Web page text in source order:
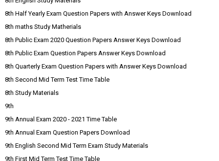
8th Half Yearly Exam Question Papers with Answer Keys Download
8th maths Study Matherials
8th Public Exam 2020 Question Papers Answer Keys Download
8th Public Exam Question Papers Answer Keys Download
8th Quarterly Exam Question Papers with Answer Keys Download
8th Second Mid Term Test Time Table
8th Study Materials
9th
9th Annual Exam 2020 - 2021 Time Table
9th Annual Exam Question Papers Download
9th English Second Mid Term Exam Study Materials
9th First Mid Term Test Time Table